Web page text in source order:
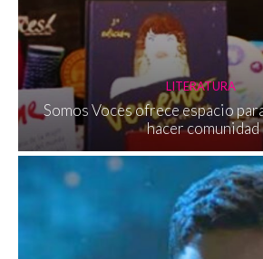
LITERATURA
Somos Voces ofrece espacio
hacer comunidad